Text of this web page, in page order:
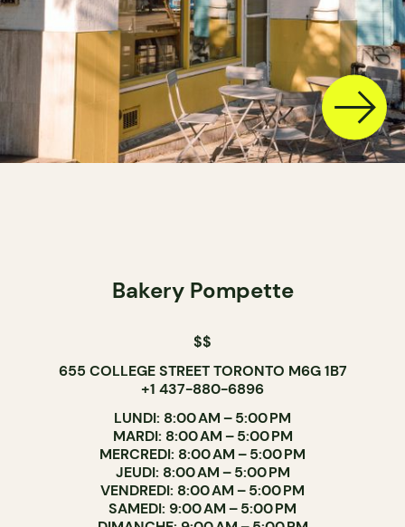
Bakery Pompette
$$
655 COLLEGE STREET TORONTO M6G 1B7
+1 437-880-6896
LUNDI: 8:00 AM – 5:00 PM
MARDI: 8:00 AM – 5:00 PM
MERCREDI: 8:00 AM – 5:00 PM
JEUDI: 8:00 AM – 5:00 PM
VENDREDI: 8:00 AM – 5:00 PM
SAMEDI: 9:00 AM – 5:00 PM